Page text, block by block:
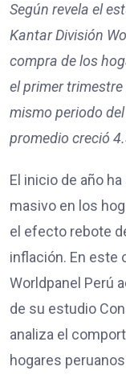
Según revela el
Kantar División
compra de los
el primer
mismo periodo
promedio creció
El inicio de año
masivo en los
el efecto rebote
inflación. En este
Worldpanel Perú
de su estudio
analiza el
hogares